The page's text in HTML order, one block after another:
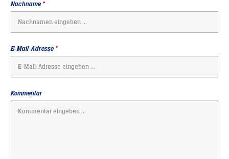
Nachname *
E-Mail-Adresse *
Kommentar